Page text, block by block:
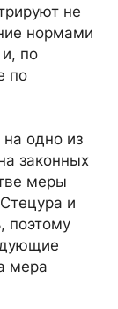
не
нормами
и, по
по
одно из
законных
меры
и
поэтому
мера